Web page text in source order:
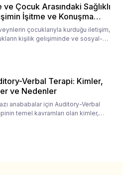
ve Çocuk Arasındaki Sağlıklı
İşitme ve Konuşma
Rolü
çocuklarıyla kurduğu iletişim,
kişilik gelişiminde ve sosyal-
Verbal Terapi: Kimler,
ve Nedenler
anababalar için Auditory-Verbal
temel kavramları olan kimler,